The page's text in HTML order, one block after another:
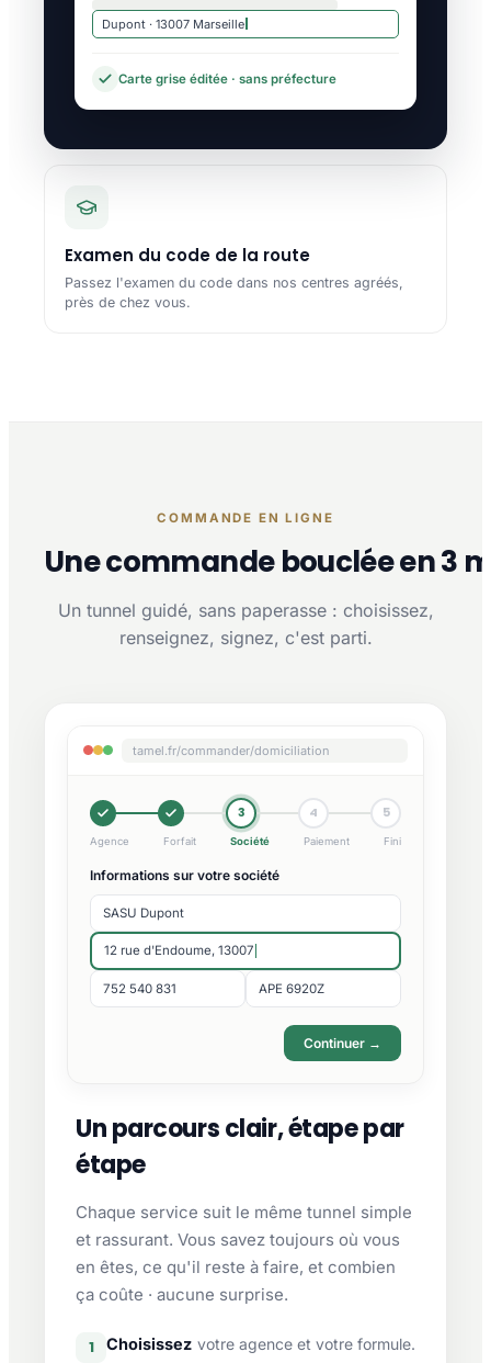
Dupont · 13007 Marseille
Carte grise éditée · sans préfecture
Examen du code de la route
Passez l'examen du code dans nos centres agréés,
près de chez vous.
COMMANDE EN LIGNE
Une commande bouclée en 3
Un tunnel guidé, sans paperasse : choisissez,
renseignez, signez, c'est parti.
tamel.fr/commander/domiciliation
3 4 5
Agence Forfait Société Paiement Fini
Informations sur votre société
SASU Dupont
12 rue d'Endoume, 13007
752 540 831 APE 6920Z
Continuer →
Un parcours clair, étape par
étape
Chaque service suit le même tunnel simple
et rassurant. Vous savez toujours où vous
en êtes, ce qu'il reste à faire, et combien
ça coûte · aucune surprise.
1 Choisissez votre agence et votre formule.